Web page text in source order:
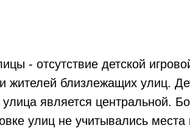
- отсутствие детской
жителей близлежащих улиц.
улица является центральной.
улиц не учитывались места